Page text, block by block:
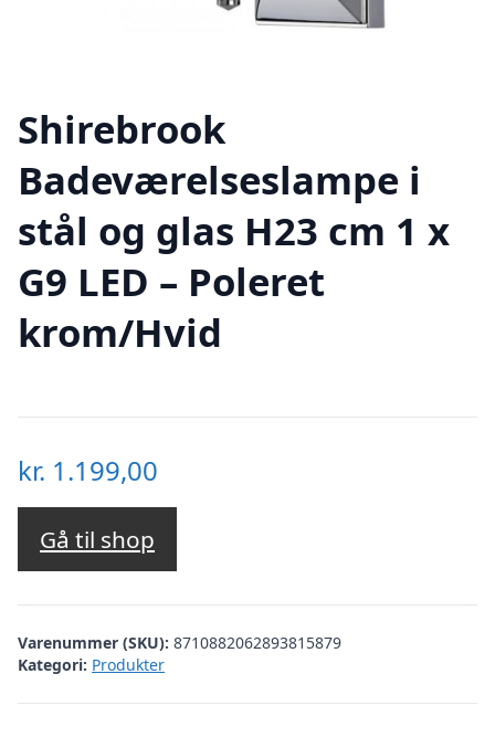
Shirebrook
Badeværelseslampe i
stål og glas H23 cm 1 x
G9 LED – Poleret
krom/Hvid
kr. 1.199,00
Gå til shop
Varenummer (SKU): 8710882062893815879
Kategori: Produkter